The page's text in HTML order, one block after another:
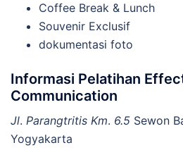
Coffee Break & Lunch
Souvenir Exclusif
dokumentasi foto
Informasi Pelatihan
Communication
Jl. Parangtritis Km. 6.5 Sewon
Yogyakarta